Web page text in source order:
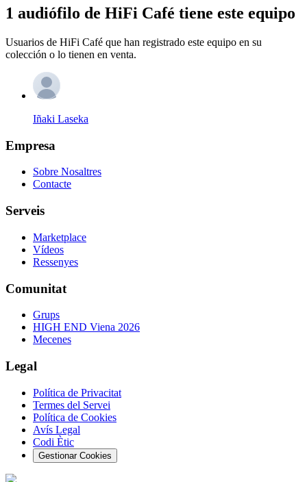
1 audiófilo de HiFi Café tiene este equipo
Usuarios de HiFi Café que han registrado este equipo en su
colección o lo tienen en venta.
Iñaki Laseka
Empresa
Sobre Nosaltres
Contacte
Serveis
Marketplace
Vídeos
Ressenyes
Comunitat
Grups
HIGH END Viena 2026
Mecenes
Legal
Política de Privacitat
Termes del Servei
Política de Cookies
Avís Legal
Codi Ètic
Gestionar Cookies